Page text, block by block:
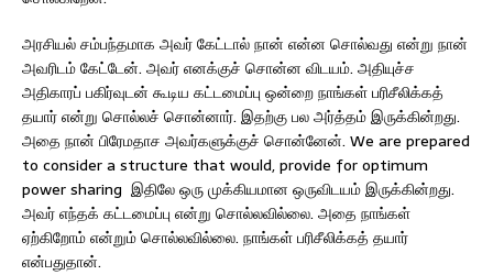
அரசியல் சம்பந்தமாக அவர் கேட்டால் நான் என்ன சொல்வது என்று நான்
அவரிடம் கேட்டேன். அவர் எனக்குச் சொன்ன விடயம். அதியுச்ச
அதிகாரப் பகிர்வுடன் கூடிய கட்டமைப்பு ஒன்றை நாங்கள் பரிசீலிக்கத்
தயார் என்று சொல்லச் சொன்னார். இதற்கு பல அர்த்தம் இருக்கின்றது.
அதை நான் பிரேமதாச அவர்களுக்குச் சொன்னேன். We are prepared
to consider a structure that would, provide for optimum
power sharing இதிலே ஒரு முக்கியமான ஒருவிடயம் இருக்கின்றது.
அவர் எந்தக் கட்டமைப்பு என்று சொல்லவில்லை. அதை நாங்கள்
ஏற்கிறோம் என்றும் சொல்லவில்லை. நாங்கள் பரிசீலிக்கத் தயார்
என்பதுதான்.